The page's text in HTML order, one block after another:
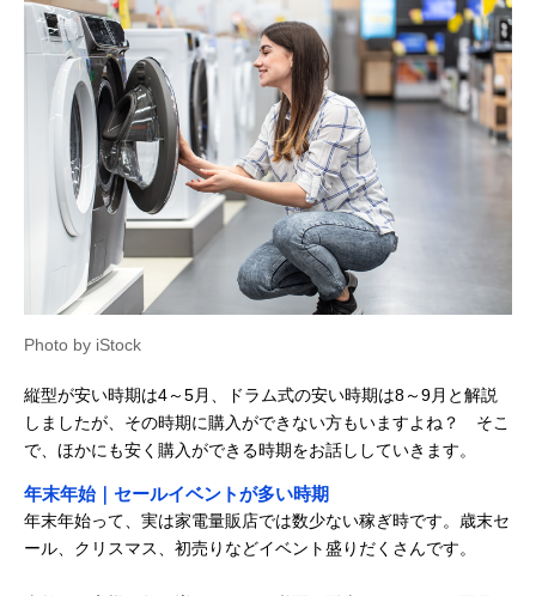
Photo by iStock
縦型が安い時期は4～5月、ドラム式の安い時期は8～9月と解説
しましたが、その時期に購入ができない方もいますよね？ そこ
で、ほかにも安く購入ができる時期をお話ししていきます。
年末年始｜セールイベントが多い時期
年末年始って、実は家電量販店では数少ない稼ぎ時です。歳末セ
ール、クリスマス、初売りなどイベント盛りだくさんです。